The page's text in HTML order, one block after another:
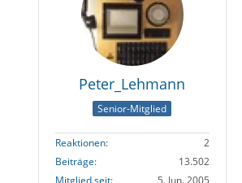
Peter_Lehmann
Senior-Mitglied
Reaktionen
2
Beiträge
13.502
Mitglied seit
5. Jun. 2005